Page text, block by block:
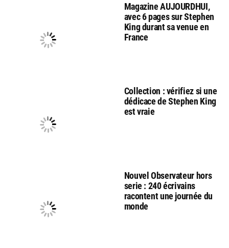
Magazine AUJOURDHUI,
avec 6 pages sur Stephen
King durant sa venue en
France
Collection : vérifiez si une
dédicace de Stephen King
est vraie
Nouvel Observateur hors
serie : 240 écrivains
racontent une journée du
monde